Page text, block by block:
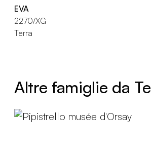
EVA
2270/XG
Terra
Altre famiglie da